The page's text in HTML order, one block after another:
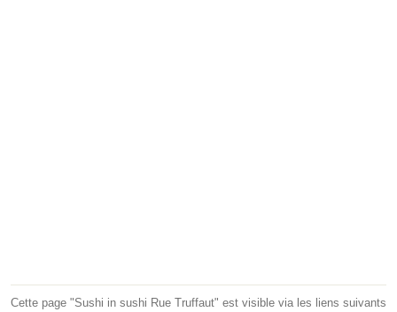
Cette page "Sushi in sushi Rue Truffaut" est visible via les liens suivants